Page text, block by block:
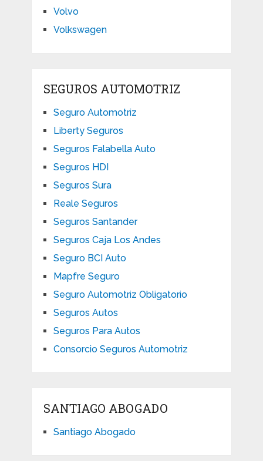
Volvo
Volkswagen
SEGUROS AUTOMOTRIZ
Seguro Automotriz
Liberty Seguros
Seguros Falabella Auto
Seguros HDI
Seguros Sura
Reale Seguros
Seguros Santander
Seguros Caja Los Andes
Seguro BCI Auto
Mapfre Seguro
Seguro Automotriz Obligatorio
Seguros Autos
Seguros Para Autos
Consorcio Seguros Automotriz
SANTIAGO ABOGADO
Santiago Abogado